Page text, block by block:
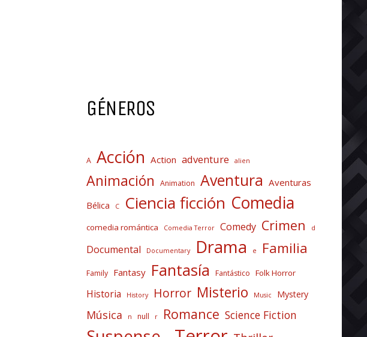
GÉNEROS
A Acción Action adventure alien
Animación Animation Aventura Aventuras
Bélica C Ciencia ficción Comedia
comedia romántica Comedia Terror Comedy Crimen d
Documental Documentary Drama e Familia
Family Fantasy Fantasía Fantástico Folk Horror
Historia History Horror Misterio Music Mystery
Música n null r Romance Science Fiction